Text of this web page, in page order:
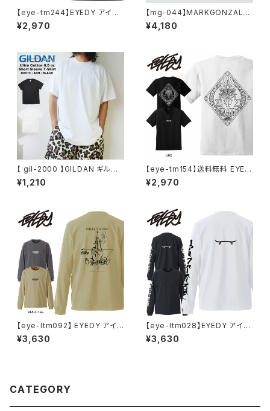
【eye-tm244】EYEDY アイデ
ィー BITTER ショートスリーブ
Tシャツ 大きいサイズ WHTIE
¥2,970
【mg-044】MARKGONZALES
(ワットイットイズント) アートバ
イ マークゴンザレス 刺繍 バケ
イト ナチュラル かっこいい おし
ゃれ 人気 安い ブランド 通勤 通
学 買い物 カジュアル メンズライ
ク ユニセックス
¥4,180
【 gil-2000 】GILDAN ギルダ
ン 2000 Ultra Cotton 6.0 o
z Short Sleeve T-Shirt 6.0
シュ グレー
¥1,210
【eye-tm154】送料無料 EYED
Y アイディー LINE ライン ショ
ートスリーブTシャツ 大きいサイ
スケート
¥2,970
【eye-ltm092】 EYEDY アイデ
ィー 大きいサイズ メンズ ロング
Tシャツ STAFF TEE ロンT ロ
¥3,630
【eye-ltm028】EYEDY アイデ
ィー 大きいサイズ メンズ ロング
tシャツ ロンt SANSKRIT ブラ
¥3,630
CATEGORY